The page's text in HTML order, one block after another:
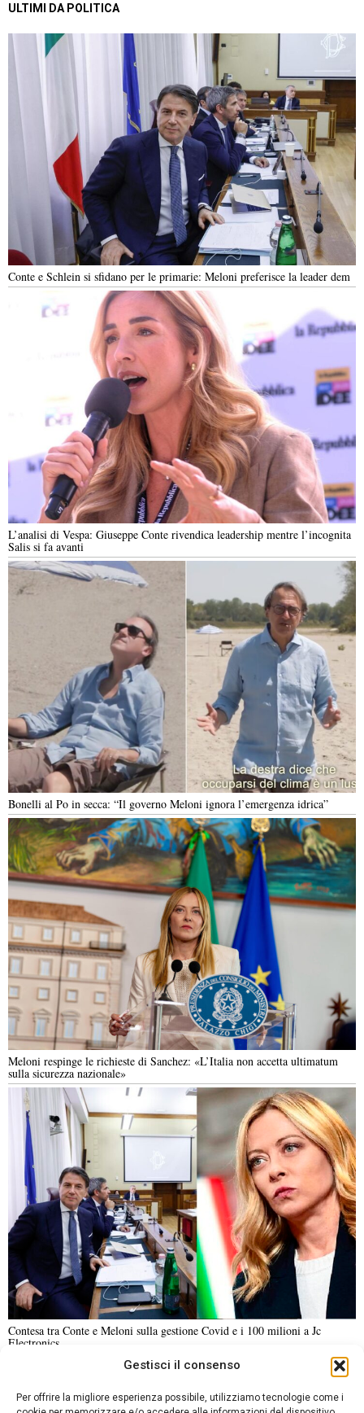
Gestisci il consenso
Per offrire la migliore esperienza possibile, utilizziamo tecnologie come i
ULTIMI DA POLITICA
Conte e Schlein si sfidano per le primarie: Meloni preferisce la leader dem
L’analisi di Vespa: Giuseppe Conte rivendica leadership mentre l’incognita
Salis si fa avanti
Bonelli al Po in secca: “Il governo Meloni ignora l’emergenza idrica”
Meloni respinge le richieste di Sanchez: «L’Italia non accetta ultimatum
sulla sicurezza nazionale»
Contesa tra Conte e Meloni sulla gestione Covid e i 100 milioni a Jc
Electronics
ANALISI E OPINIONI
SPORT CULTURA VIAGGI